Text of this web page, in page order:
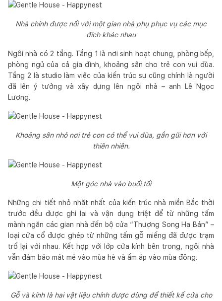
Nhà chính được nối với một gian nhà phụ phục vụ các mục
đích khác nhau
Ngôi nhà có 2 tầng. Tầng 1 là nơi sinh hoạt chung, phòng bếp,
phòng ngủ của cả gia đình, khoảng sân cho trẻ con vui đùa.
Tầng 2 là studio làm việc của kiến trúc sư cũng chính là người
đã lên ý tưởng và xây dựng lên ngôi nhà – anh Lê Ngọc
Lương.
Khoảng sân nhỏ nơi trẻ con có thể vui đùa, gần gũi hơn với
thiên nhiên.
Một góc nhà vào buổi tối
Những chi tiết nhỏ nhặt nhất của kiến trúc nhà miền Bắc thời
trước đều được ghi lại và vận dụng triệt để từ những tấm
mành ngăn các gian nhà đến bộ cửa “Thượng Song Hạ Bản” –
loại cửa cổ được ghép từ những tấm gỗ miếng đã được trạm
trổ lại với nhau. Kết hợp với lớp cửa kính bên trong, ngôi nhà
vẫn đảm bảo mát mẻ vào mùa hè và ấm áp vào mùa đông.
Gỗ và kính là hai vật liệu chính được dùng để thiết kế cửa cho